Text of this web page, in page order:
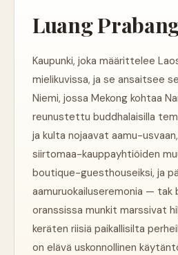
Luang
Kaupunki, joka määrittelee
mielikuvissa, ja se ansaitsee
Niemi, jossa Mekong kohtaa
reunustettu buddhalaisilla
ja kulta nojaavat aamu-
siirtomaa-kauppayhtiöiden
boutique-guesthouseiksi, ja
aamuruokailuseremonia —
oranssissa munkit marssivat
keräten riisiä paikallisilta
on elävä uskonnollinen